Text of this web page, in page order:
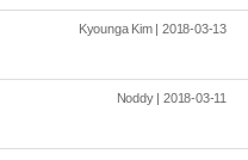
Kyounga Kim | 2018-03-13
Noddy | 2018-03-11